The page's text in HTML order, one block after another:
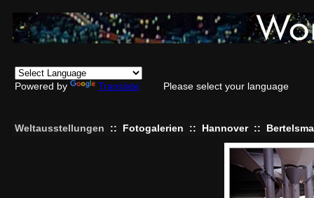
Powered by Translate Please select your language
Weltausstellungen :: Fotogalerien :: Hannover ::